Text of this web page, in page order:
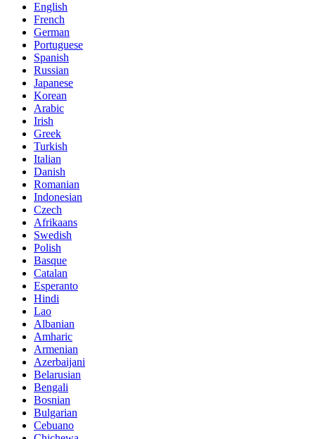
English
French
German
Portuguese
Spanish
Russian
Japanese
Korean
Arabic
Irish
Greek
Turkish
Italian
Danish
Romanian
Indonesian
Czech
Afrikaans
Swedish
Polish
Basque
Catalan
Esperanto
Hindi
Lao
Albanian
Amharic
Armenian
Azerbaijani
Belarusian
Bengali
Bosnian
Bulgarian
Cebuano